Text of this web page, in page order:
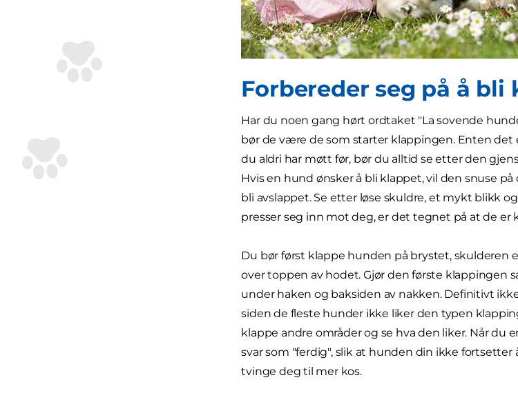
Forbereder seg på å bli
Har du noen gang hørt ordtaket "La sovende
bør de være de som starter klappingen. Enten det
du aldri har møtt før, bør du alltid se etter den
Hvis en hund ønsker å bli klappet, vil den snuse
bli avslappet. Se etter løse skuldre, et mykt blikk
presser seg inn mot deg, er det tegnet på at de
Du bør først klappe hunden på brystet, skulderen
over toppen av hodet. Gjør den første klappingen
under haken og baksiden av nakken. Definitivt
siden de fleste hunder ikke liker den typen
klappe andre områder og se hva den liker. Når du
svar som "ferdig", slik at hunden din ikke
tvinge deg til mer kos.